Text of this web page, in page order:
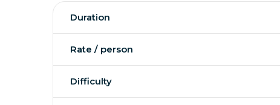
Duration
Rate / person
Difficulty